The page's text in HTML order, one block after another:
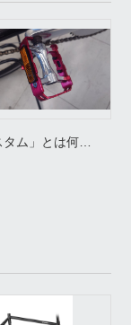
タム」とは何